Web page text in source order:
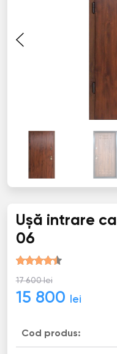
Ușă intrare
06
17 600 lei
15 800 lei
Cod produs: